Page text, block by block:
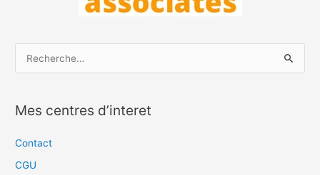
h
e
Mes centres d’interet
Contact
CGU